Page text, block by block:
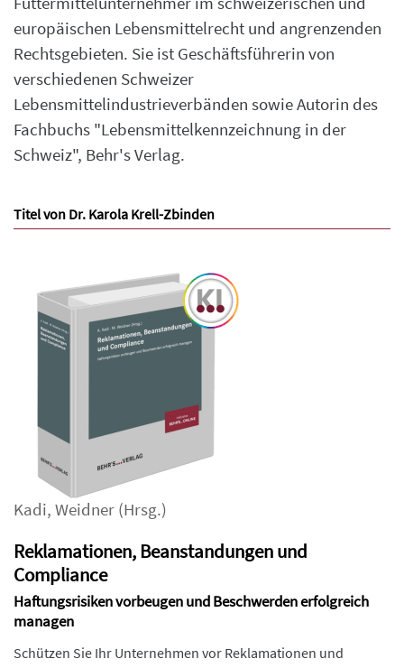
europäischen Lebensmittelrecht und angrenzenden
Rechtsgebieten. Sie ist Geschäftsführerin von
verschiedenen Schweizer
Lebensmittelindustrieverbänden sowie Autorin des
Fachbuchs "Lebensmittelkennzeichnung in der
Schweiz", Behr's Verlag.
Titel von Dr. Karola Krell-Zbinden
Kadi, Weidner (Hrsg.)
Reklamationen, Beanstandungen und
Compliance
Haftungsrisiken vorbeugen und Beschwerden erfolgreich
managen
Schützen Sie Ihr Unternehmen vor Reklamationen und